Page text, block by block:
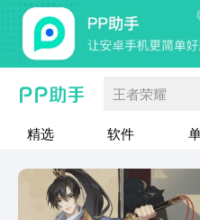
王者荣耀
精选 软件